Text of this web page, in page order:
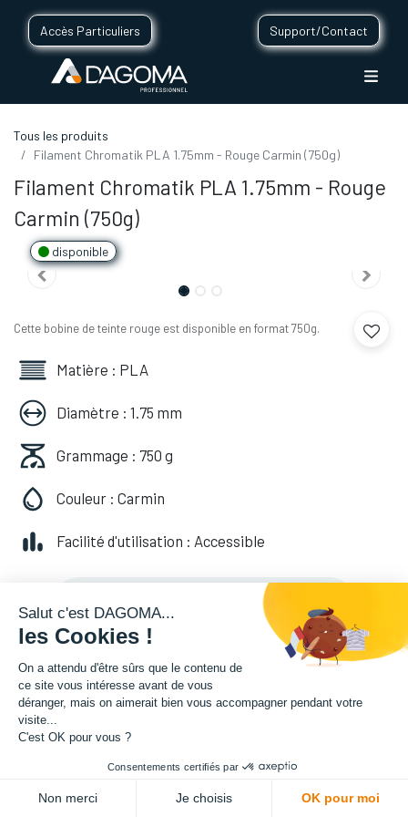
Accès Particuliers Support/Contact
Tous les produits
Filament Chromatik PLA 1.75mm - Rouge Carmin (750g)
Filament Chromatik PLA 1.75mm - Rouge
Carmin (750g)
disponible
Cette bobine de teinte rouge est disponible en format 750g.
Matière : PLA
Diamètre : 1.75 mm
Grammage : 750 g
Couleur : Carmin
Facilité d'utilisation : Accessible
20,82€HT
(20,82 TVA comprise)
Salut c'est DAGOMA...
les Cookies !
On a attendu d'être sûrs que le contenu de
ce site vous intéresse avant de vous
déranger, mais on aimerait bien vous accompagner pendant votre
visite...
C'est OK pour vous ?
Consentements certifiés par
Non merci Je choisis OK pour moi